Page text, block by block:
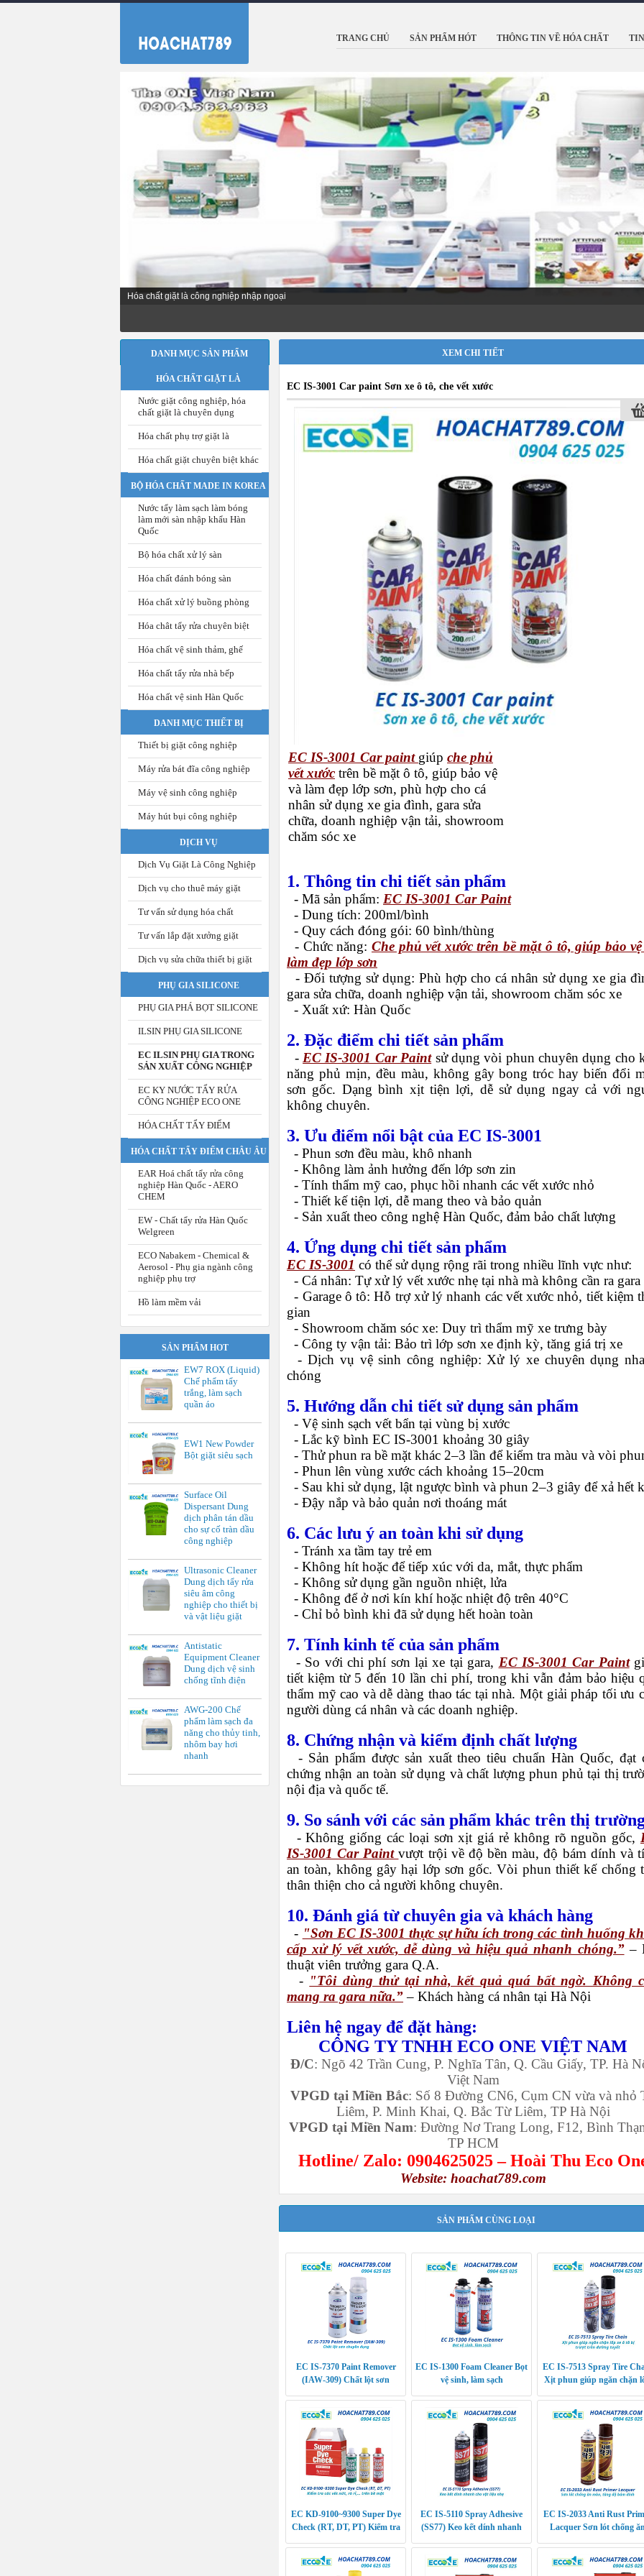
TRANG CHỦ SẢN PHẨM HÓT THÔNG TIN VỀ HÓA CHẤT
Hóa chất giặt là công nghiệp nhập ngoại
DANH MỤC SẢN PHẨM
HÓA CHẤT GIẶT LÀ
Nước giặt công nghiệp, hóa
chất giặt là chuyên dụng
Hóa chất phụ trợ giặt là
Hóa chất giặt chuyên biệt khác
BỘ HÓA CHẤT MADE IN KOREA
Nước tẩy làm sạch làm bóng
làm mới sàn nhập khẩu Hàn
Quốc
Bộ hóa chất xử lý sàn
Hóa chất đánh bóng sàn
Hóa chất xử lý buồng phòng
Hóa chât tẩy rửa chuyên biệt
Hóa chất vệ sinh thảm, ghế
Hóa chất tẩy rửa nhà bếp
Hóa chất vệ sinh Hàn Quốc
DANH MỤC THIẾT BỊ
Thiết bị giặt công nghiệp
Máy rửa bát đĩa công nghiệp
Máy vệ sinh công nghiệp
Máy hút bụi công nghiệp
DỊCH VỤ
Dịch Vụ Giặt Là Công Nghiệp
Dịch vụ cho thuê máy giặt
Tư vấn sử dụng hóa chất
Tư vấn lắp đặt xưởng giặt
Dịch vụ sửa chữa thiết bị giặt
PHỤ GIA SILICONE
PHỤ GIA PHÁ BỌT SILICONE
ILSIN PHỤ GIA SILICONE
EC ILSIN PHỤ GIA TRONG
SẢN XUẤT CÔNG NGHIỆP
EC KY NƯỚC TẨY RỬA
CÔNG NGHIỆP ECO ONE
HÓA CHẤT TẨY ĐIỂM
HÓA CHẤT TẨY ĐIỂM CHÂU ÂU
EAR Hoá chất tẩy rửa công
nghiệp Hàn Quốc - AERO
CHEM
EW - Chất tẩy rửa Hàn Quốc
Welgreen
ECO Nabakem - Chemical &
Aerosol - Phụ gia ngành công
nghiệp phụ trợ
Hồ làm mềm vải
SẢN PHẨM HOT
EW7 ROX (Liquid)
Chế phẩm tẩy
trắng, làm sạch
quần áo
EW1 New Powder
Bột giặt siêu sạch
Surface Oil
Dispersant Dung
dịch phân tán dầu
cho sự cố tràn dầu
công nghiệp
Ultrasonic Cleaner
Dung dịch tẩy rửa
siêu âm công
nghiệp cho thiết bị
và vật liệu giặt
Antistatic
Equipment Cleaner
Dung dịch vệ sinh
chống tĩnh điện
AWG-200 Chế
phẩm làm sạch đa
năng cho thủy tinh,
nhôm bay hơi
nhanh
XEM CHI TIẾT
EC IS-3001 Car paint Sơn xe ô tô, che vết xước
EC IS-3001 Car paint giúp che phủ
vết xước trên bề mặt ô tô, giúp bảo vệ
và làm đẹp lớp sơn, phù hợp cho cá
nhân sử dụng xe gia đình, gara sửa
chữa, doanh nghiệp vận tải, showroom
chăm sóc xe
1. Thông tin chi tiết sản phẩm
- Mã sản phẩm: EC IS-3001 Car Paint
- Dung tích: 200ml/bình
- Quy cách đóng gói: 60 bình/thùng
- Chức năng: Che phủ vết xước trên bề mặt ô tô, giúp bảo vệ
làm đẹp lớp sơn
- Đối tượng sử dụng: Phù hợp cho cá nhân sử dụng xe gia
gara sửa chữa, doanh nghiệp vận tải, showroom chăm sóc xe
- Xuất xứ: Hàn Quốc
2. Đặc điểm chi tiết sản phẩm
-EC IS-3001 Car Paintsử dụng vòi phun chuyên dụng cho
năng phủ mịn, đều màu, không gây bong tróc hay biến đổi
sơn gốc. Dạng bình xịt tiện lợi, dễ sử dụng ngay cả với
không chuyên.
3. Ưu điểm nổi bật của EC IS-3001
- Phun sơn đều màu, khô nhanh
- Không làm ảnh hưởng đến lớp sơn zin
- Tính thẩm mỹ cao, phục hồi nhanh các vết xước nhỏ
- Thiết kế tiện lợi, dễ mang theo và bảo quản
- Sản xuất theo công nghệ Hàn Quốc, đảm bảo chất lượng
4. Ứng dụng chi tiết sản phẩm
EC IS-3001 có thể sử dụng rộng rãi trong nhiều lĩnh vực như:
- Cá nhân: Tự xử lý vết xước nhẹ tại nhà mà không cần ra gara
- Garage ô tô: Hỗ trợ xử lý nhanh các vết xước nhỏ, tiết kiệm
gian
- Showroom chăm sóc xe: Duy trì thẩm mỹ xe trưng bày
- Công ty vận tải: Bảo trì lớp sơn xe định kỳ, tăng giá trị xe
-Dịch vụ vệ sinh công nghiệp: Xử lý xe chuyên dụng
chóng
5. Hướng dẫn chi tiết sử dụng sản phẩm
- Vệ sinh sạch vết bẩn tại vùng bị xước
- Lắc kỹ bình EC IS-3001 khoảng 30 giây
- Thử phun ra bề mặt khác 2–3 lần để kiểm tra màu và vòi
- Phun lên vùng xước cách khoảng 15–20cm
- Sau khi sử dụng, lật ngược bình và phun 2–3 giây để xả hết
- Đậy nắp và bảo quản nơi thoáng mát
6. Các lưu ý an toàn khi sử dụng
- Tránh xa tầm tay trẻ em
- Không hít hoặc để tiếp xúc với da, mắt, thực phẩm
- Không sử dụng gần nguồn nhiệt, lửa
- Không để ở nơi kín khí hoặc nhiệt độ trên 40°C
- Chỉ bỏ bình khi đã sử dụng hết hoàn toàn
7. Tính kinh tế của sản phẩm
- So với chi phí sơn lại xe tại gara, EC IS-3001 Car Paint
tiết kiệm từ 5 đến 10 lần chi phí, trong khi vẫn đảm bảo hiệu
thẩm mỹ cao và dễ dàng thao tác tại nhà. Một giải pháp tối ưu
người dùng cá nhân và các doanh nghiệp.
8. Chứng nhận và kiểm định chất lượng
- Sản phẩm được sản xuất theo tiêu chuẩn Hàn Quốc, đạt
chứng nhận an toàn sử dụng và chất lượng phun phủ tại thị
nội địa và quốc tế.
9. So sánh với các sản phẩm khác trên thị
-Không giống các loại sơn xịt giá rẻ không rõ nguồn gốc,
IS-3001 Car Paintvượt trội về độ bền màu, độ bám dính và
an toàn, không gây hại lớp sơn gốc. Vòi phun thiết kế chống
thân thiện cho cả người không chuyên.
10. Đánh giá từ chuyên gia và khách hàng
- "Sơn EC IS-3001 thực sự hữu ích trong các tình huống
cấp xử lý vết xước, dễ dùng và hiệu quả nhanh chóng.”–
thuật viên trưởng gara Q.A.
- "Tôi dùng thử tại nhà, kết quả quá bất ngờ. Không
mang ra gara nữa.”– Khách hàng cá nhân tại Hà Nội
Liên hệ ngay để đặt hàng:
CÔNG TY TNHH ECO ONE VIỆT NAM
Đ/C: Ngõ 42 Trần Cung, P. Nghĩa Tân, Q. Cầu Giấy, TP. Hà
Việt Nam
VPGD tại Miền Bắc: Số 8 Đường CN6, Cụm CN vừa và nhỏ
Liêm, P. Minh Khai, Q. Bắc Từ Liêm, TP Hà Nội
VPGD tại Miền Nam: Đường Nơ Trang Long, F12, Bình
TP HCM
Hotline/ Zalo: 0904625025 – Hoài Thu Eco
Website: hoachat789.com
SẢN PHẨM CÙNG LOẠI
EC IS-7370 Paint Remover
(IAW-309) Chất lột sơn
EC IS-1300 Foam Cleaner Bọt
vệ sinh, làm sạch
EC IS-7513 Spray Tire
Xịt phun giúp ngăn chặn
EC KD-9100~9300 Super Dye
Check (RT, DT, PT) Kiểm tra
EC IS-5110 Spray Adhesive
(SS77) Keo kết dính nhanh
EC IS-2033 Anti Rust
Lacquer Sơn lót chống